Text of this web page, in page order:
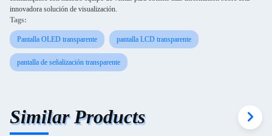
innovadora solución de visualización.
Tags:
Pantalla OLED transparente pantalla LCD transparente
pantalla de señalización transparente
Similar Products